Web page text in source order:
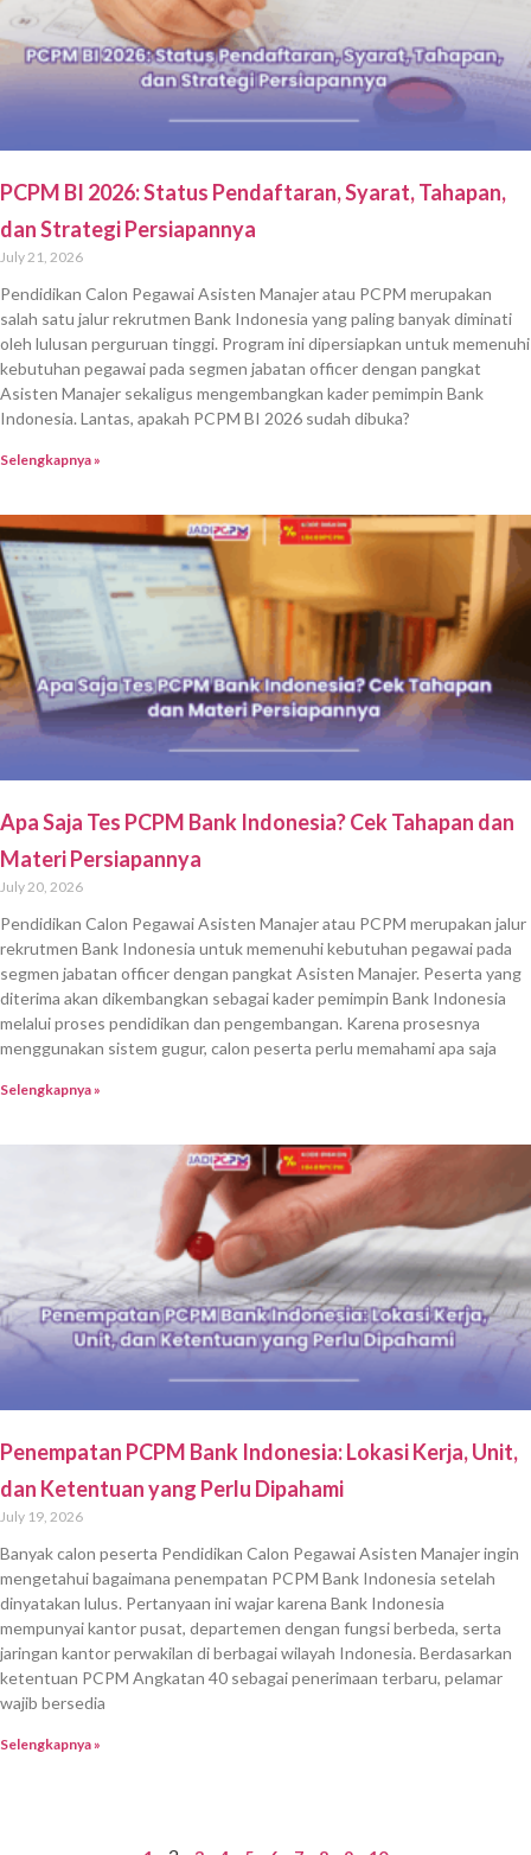
PCPM BI 2026: Status Pendaftaran, Syarat, Tahapan,
dan Strategi Persiapannya
July 21, 2026
Pendidikan Calon Pegawai Asisten Manajer atau PCPM merupakan
salah satu jalur rekrutmen Bank Indonesia yang paling banyak diminati
oleh lulusan perguruan tinggi. Program ini dipersiapkan untuk memenuhi
kebutuhan pegawai pada segmen jabatan officer dengan pangkat
Asisten Manajer sekaligus mengembangkan kader pemimpin Bank
Indonesia. Lantas, apakah PCPM BI 2026 sudah dibuka?
Selengkapnya »
Apa Saja Tes PCPM Bank Indonesia? Cek Tahapan dan
Materi Persiapannya
July 20, 2026
Pendidikan Calon Pegawai Asisten Manajer atau PCPM merupakan jalur
rekrutmen Bank Indonesia untuk memenuhi kebutuhan pegawai pada
segmen jabatan officer dengan pangkat Asisten Manajer. Peserta yang
diterima akan dikembangkan sebagai kader pemimpin Bank Indonesia
melalui proses pendidikan dan pengembangan. Karena prosesnya
menggunakan sistem gugur, calon peserta perlu memahami apa saja
Selengkapnya »
Penempatan PCPM Bank Indonesia: Lokasi Kerja, Unit,
dan Ketentuan yang Perlu Dipahami
July 19, 2026
Banyak calon peserta Pendidikan Calon Pegawai Asisten Manajer ingin
mengetahui bagaimana penempatan PCPM Bank Indonesia setelah
dinyatakan lulus. Pertanyaan ini wajar karena Bank Indonesia
mempunyai kantor pusat, departemen dengan fungsi berbeda, serta
jaringan kantor perwakilan di berbagai wilayah Indonesia. Berdasarkan
ketentuan PCPM Angkatan 40 sebagai penerimaan terbaru, pelamar
wajib bersedia
Selengkapnya »